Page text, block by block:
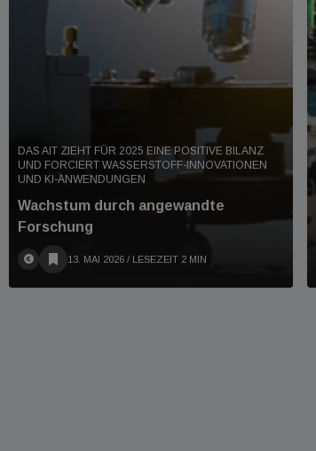
DAS AIT ZIEHT FÜR 2025 EINE POSITIVE BILANZ
UND FORCIERT WASSERSTOFF-INNOVATIONEN
UND KI-ANWENDUNGEN
Wachstum durch angewandte
Forschung
13. MAI 2026 / LESEZEIT 2 MIN